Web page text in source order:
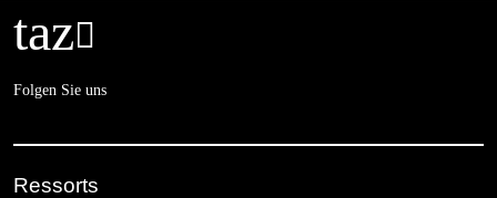
taz
Folgen Sie uns
Ressorts